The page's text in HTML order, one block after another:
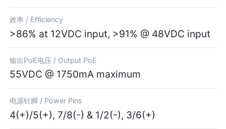
效率 / Efficiency
>86% at 12VDC input, >91% @ 48VDC input
输出PoE电压 / Output PoE
55VDC @ 1750mA maximum
电源针脚 / Power Pins
4(+)/5(+), 7/8(-) & 1/2(-), 3/6(+)